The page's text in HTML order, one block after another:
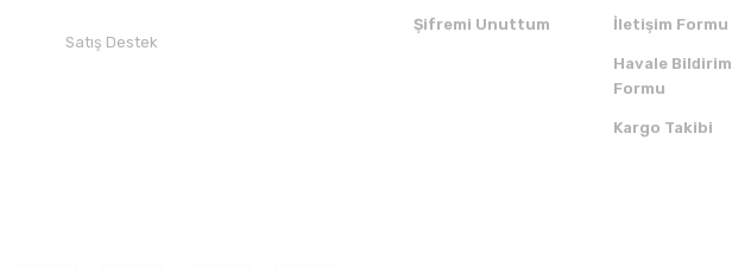
Satış Destek
Şifremi Unuttum İletişim Formu
Havale Bildirim
Formu
Kargo Takibi